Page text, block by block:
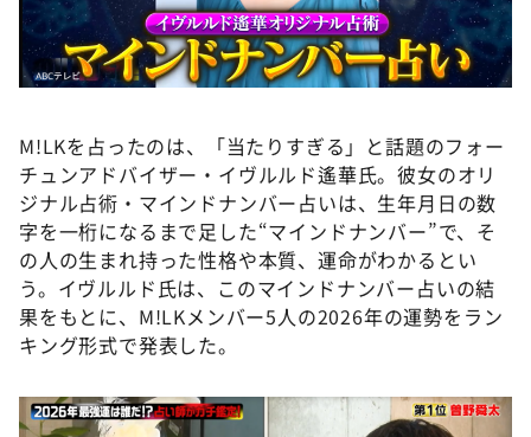
M!LKを占ったのは、「当たりすぎる」と話題のフォー
チュンアドバイザー・イヴルルド遙華氏。彼女のオリ
ジナル占術・マインドナンバー占いは、生年月日の数
字を一桁になるまで足した“マインドナンバー”で、そ
の人の生まれ持った性格や本質、運命がわかるとい
う。イヴルルド氏は、このマインドナンバー占いの結
果をもとに、M!LKメンバー5人の2026年の運勢をラン
キング形式で発表した。